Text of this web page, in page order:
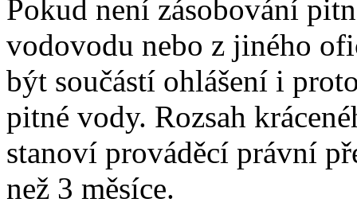
Pokud není zásobování
vodovodu nebo z jiného
být součástí ohlášení i
pitné vody. Rozsah
stanoví prováděcí právní
než 3 měsíce.